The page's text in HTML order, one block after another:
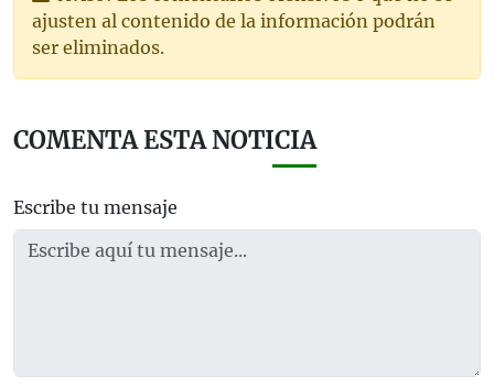
ajusten al contenido de la información podrán
ser eliminados.
COMENTA ESTA NOTICIA
Escribe tu mensaje